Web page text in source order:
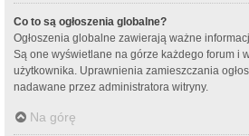
Co to są ogłoszenia globalne?
Ogłoszenia globalne zawierają ważne
Są one wyświetlane na górze każdego forum i
użytkownika. Uprawnienia zamieszczania
nadawane przez administratora witryny.
Na górę